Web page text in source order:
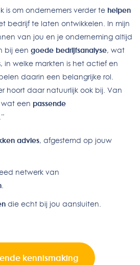
is om ondernemers verder te helpen
bedrijf te laten ontwikkelen. In mijn
van jou en je onderneming altijd
bij een goede bedrijfsanalyse, wat
in welke markten is het actief en
daarin een belangrijke rol.
hoort daar natuurlijk ook bij. Van
een passende
advies, afgestemd op jouw
netwerk van
.
die echt bij jou aansluiten.
kennismaking